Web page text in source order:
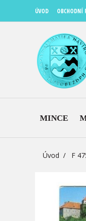
ÚVOD OBCHODNÍ
MINCE
Úvod F